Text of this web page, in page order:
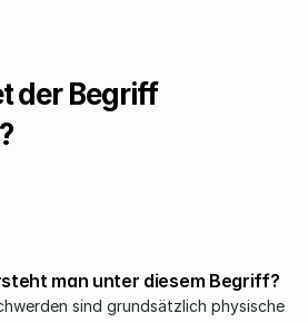
der Begriff
man unter diesem Begriff?
sind grundsätzlich physische